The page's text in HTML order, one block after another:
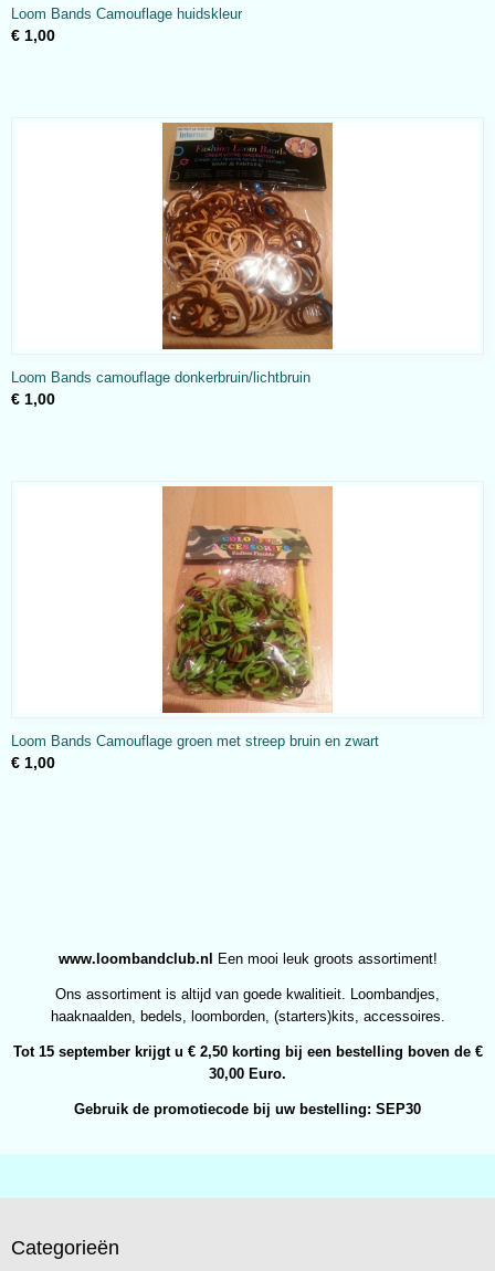
Loom Bands Camouflage huidskleur
€ 1,00
Loom Bands camouflage donkerbruin/lichtbruin
€ 1,00
Loom Bands Camouflage groen met streep bruin en zwart
€ 1,00
www.loombandclub.nl Een mooi leuk groots assortiment!
Ons assortiment is altijd van goede kwalitieit. Loombandjes,
haaknaalden, bedels, loomborden, (starters)kits, accessoires.
Tot 15 september krijgt u € 2,50 korting bij een bestelling boven de €
30,00 Euro.
Gebruik de promotiecode bij uw bestelling: SEP30
Categorieën